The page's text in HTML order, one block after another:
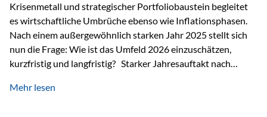
Krisenmetall und strategischer Portfoliobaustein begleitet
es wirtschaftliche Umbrüche ebenso wie Inflationsphasen.
Nach einem außergewöhnlich starken Jahr 2025 stellt sich
nun die Frage: Wie ist das Umfeld 2026 einzuschätzen,
kurzfristig und langfristig? Starker Jahresauftakt nach
Dynamik in das Jahr 2026 gestartet. Zwischen dem
Mehr lesen